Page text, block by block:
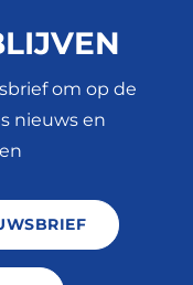
om op de
nieuws en